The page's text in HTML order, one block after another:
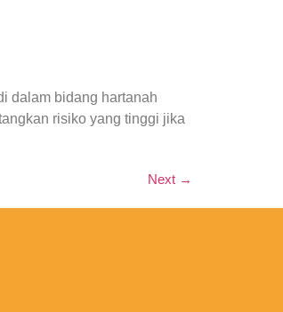
dalam bidang hartanah
risiko yang tinggi jika
Next →